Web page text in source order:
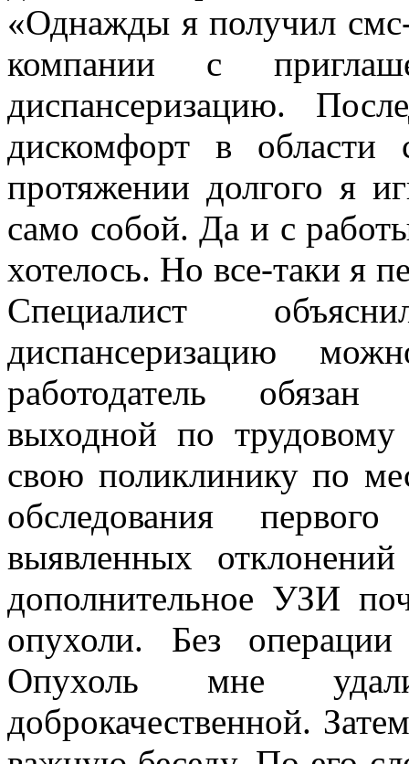
«Однажды я получил
компании с
диспансеризацию.
дискомфорт в
протяжении долгого я
само собой. Да и с
хотелось. Но все-таки я
Специалист
диспансеризацию
работодатель обязан
выходной по трудовому
свою поликлинику по
обследования
выявленных
дополнительное УЗИ
опухоли. Без
Опухоль мне
доброкачественной.